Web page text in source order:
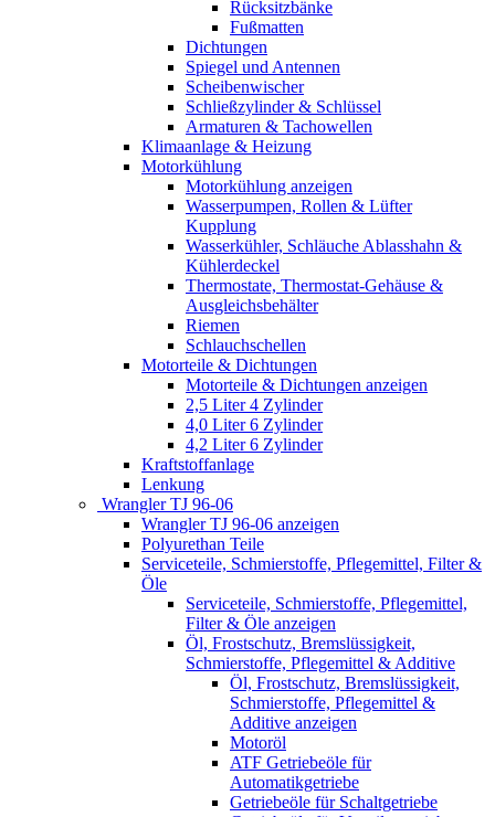
Rücksitzbänke
Fußmatten
Dichtungen
Spiegel und Antennen
Scheibenwischer
Schließzylinder & Schlüssel
Armaturen & Tachowellen
Klimaanlage & Heizung
Motorkühlung
Motorkühlung anzeigen
Wasserpumpen, Rollen & Lüfter
Kupplung
Wasserkühler, Schläuche Ablasshahn &
Kühlerdeckel
Thermostate, Thermostat-Gehäuse &
Ausgleichsbehälter
Riemen
Schlauchschellen
Motorteile & Dichtungen
Motorteile & Dichtungen anzeigen
2,5 Liter 4 Zylinder
4,0 Liter 6 Zylinder
4,2 Liter 6 Zylinder
Kraftstoffanlage
Lenkung
Wrangler TJ 96-06
Wrangler TJ 96-06 anzeigen
Polyurethan Teile
Serviceteile, Schmierstoffe, Pflegemittel, Filter &
Öle
Serviceteile, Schmierstoffe, Pflegemittel,
Filter & Öle anzeigen
Öl, Frostschutz, Bremslüssigkeit,
Schmierstoffe, Pflegemittel & Additive
Öl, Frostschutz, Bremslüssigkeit,
Schmierstoffe, Pflegemittel &
Additive anzeigen
Motoröl
ATF Getriebeöle für
Automatikgetriebe
Getriebeöle für Schaltgetriebe